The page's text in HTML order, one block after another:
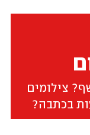
צילומים
בכתבה?